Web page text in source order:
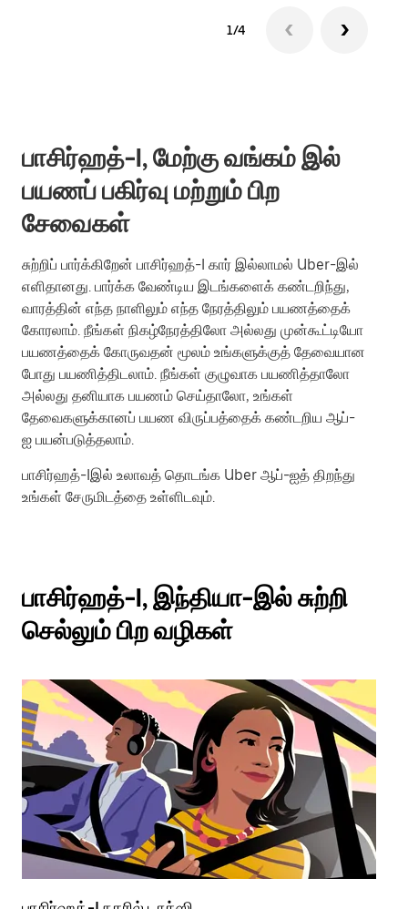
1/4
பாசிர்ஹத்-I, மேற்கு வங்கம் இல்
பயணப் பகிர்வு மற்றும் பிற
சேவைகள்
சுற்றிப் பார்க்கிறேன் பாசிர்ஹத்-I கார் இல்லாமல் Uber-இல்
எளிதானது. பார்க்க வேண்டிய இடங்களைக் கண்டறிந்து,
வாரத்தின் எந்த நாளிலும் எந்த நேரத்திலும் பயணத்தைக்
கோரலாம். நீங்கள் நிகழ்நேரத்திலோ அல்லது முன்கூட்டியோ
பயணத்தைக் கோருவதன் மூலம் உங்களுக்குத் தேவையான
போது பயணித்திடலாம். நீங்கள் குழுவாக பயணித்தாலோ
அல்லது தனியாக பயணம் செய்தாலோ, உங்கள்
தேவைகளுக்கானப் பயண விருப்பத்தைக் கண்டறிய ஆப்-
ஐ பயன்படுத்தலாம்.
பாசிர்ஹத்-Iஇல் உலாவத் தொடங்க Uber ஆப்-ஐத் திறந்து
உங்கள் சேருமிடத்தை உள்ளிடவும்.
பாசிர்ஹத்-I, இந்தியா-இல் சுற்றி
செல்லும் பிற வழிகள்